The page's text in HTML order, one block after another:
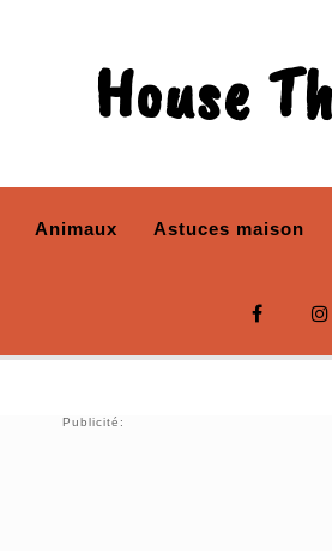
House
Animaux Astuces maison
Publicité: